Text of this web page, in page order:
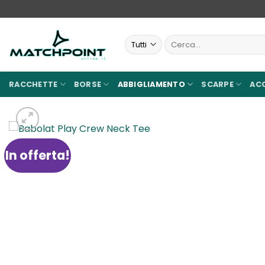
ai
Cerca:
RACCHETTE BORSE ABBIGLIAMENTO SCARPE
In offerta!